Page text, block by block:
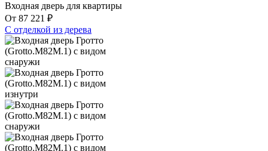
Входная дверь для квартиры
От 87 221 ₽
С отделкой из дерева